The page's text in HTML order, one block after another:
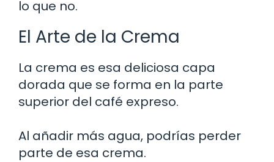
lo que no.
El Arte de la Crema
La crema es esa deliciosa capa
dorada que se forma en la parte
superior del café expreso.
Al añadir más agua, podrías perder
parte de esa crema.